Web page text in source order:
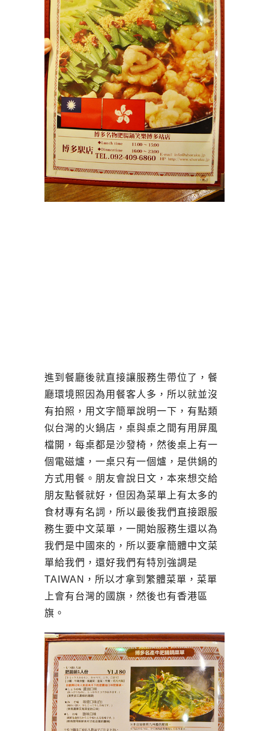
進到餐廳後就直接讓服務生帶位了，餐
廳環境照因為用餐客人多，所以就並沒
有拍照，用文字簡單說明一下，有點類
似台灣的火鍋店，桌與桌之間有用屏風
檔開，每桌都是沙發椅，然後桌上有一
個電磁爐，一桌只有一個爐，是供鍋的
方式用餐。朋友會說日文，本來想交給
朋友點餐就好，但因為菜單上有太多的
食材專有名詞，所以最後我們直接跟服
務生要中文菜單，一開始服務生還以為
我們是中國來的，所以要拿簡體中文菜
單給我們，還好我們有特別強調是
TAIWAN，所以才拿到繁體菜單，菜單
上會有台灣的國旗，然後也有香港區
旗。